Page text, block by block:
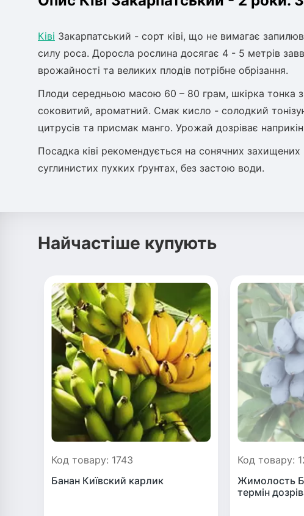
Ківі Закарпатський - сорт ківі, що не вимагає
силу роса. Доросла рослина досягає 4 - 5 метрів
врожайності та великих плодів потрібне обрізання.
Плоди середньою масою 60 – 80 грам, шкірка тонка
соковитий, ароматний. Смак кисло - солодкий
цитрусів та присмак манго. Урожай дозріває
Посадка ківі рекомендується на сонячних захищених
суглинистих пухких ґрунтах, без застою води.
Найчастіше купують
Код товару: 1743
Банан Київский карлик
Код товару:
Жимолость
термін